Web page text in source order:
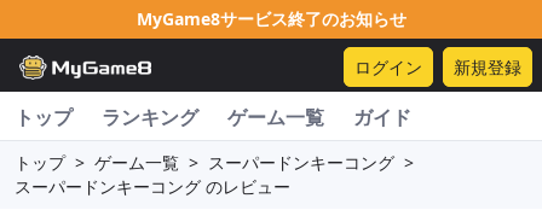
MyGame8サービス終了のお知らせ
ログイン 新規登録
トップ ランキング ゲーム一覧 ガイド
トップ > ゲーム一覧 > スーパードンキーコング >
スーパードンキーコング のレビュー